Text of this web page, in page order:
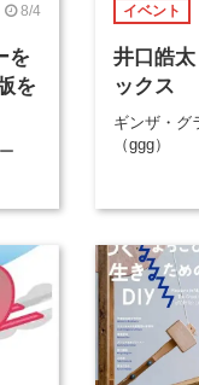
8/4
を
を
イベント
井口皓
ックス
ギンザ・グ
（ggg）